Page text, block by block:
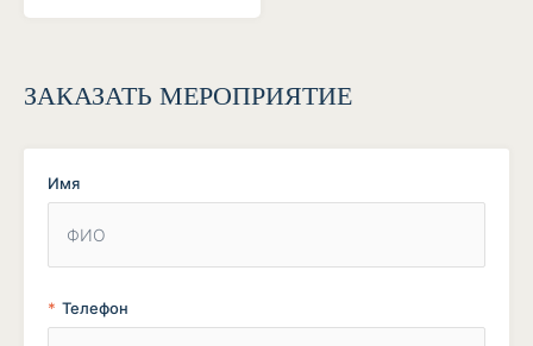
ЗАКАЗАТЬ МЕРОПРИЯТИЕ
Имя
Телефон